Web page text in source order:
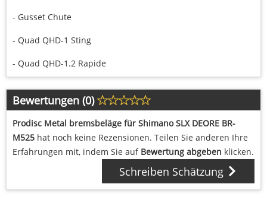
- Gusset Chute
- Quad QHD-1 Sting
- Quad QHD-1.2 Rapide
Bewertungen (0)
Prodisc Metal bremsbeläge für Shimano SLX DEORE BR-
M525 hat noch keine Rezensionen. Teilen Sie anderen Ihre
Erfahrungen mit, indem Sie auf Bewertung abgeben klicken.
Schreiben Schätzung